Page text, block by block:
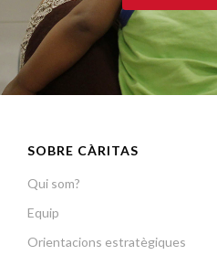
SOBRE CÀRITAS
Qui som?
Equip
Orientacions estratègiques